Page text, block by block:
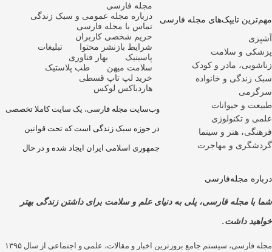
تایپک‌های مجله فارسی
و سلامت
مادر و کودک
و خانواده
و حیوانات
و تکنولوژی
هنر و سینما
و مهاجرت
مجله‌فارسی
مجله فارسی، پلی به دنیای علم و سلامت برای داشتن زندگی بهتر
داشت.
مجله فارسی، سیستم جامع بروزترین اخبار و مقالات، علمی و اجتماعی از سال ۱۳۹۵
مجله فارسی
درباره مجله عمومی و سبک زندگی
تماس با مجله فارسی
حریم شخصی کاربران
شرایط بازنشر محتوا
تبلیغات
پاسینیک
بهار فناوری
سلامت میهن
طب پلاستیک
خرید لپ تاپ قسطی
هاردباکس لوکس
وب‌سایت مجله فارسی، یک سایت کاملا تخصصی
در حوزه سبک زندگی است که تحت قوانین
جمهوری اسلامی ایران ایجاد شده و در حال